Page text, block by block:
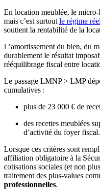
En location meublée, le
mais c’est surtout le régime
soutient la rentabilité de la
L’amortissement du bien, du
durablement le résultat
rééquilibrage fiscal entre
Le passage LMNP > LMP
cumulatives :
plus de 23 000 € de
des recettes meublées
d’activité du foyer fiscal.
Lorsque ces critères sont
affiliation obligatoire à la
cotisations sociales (et non
traitement des plus-values
professionnelles.